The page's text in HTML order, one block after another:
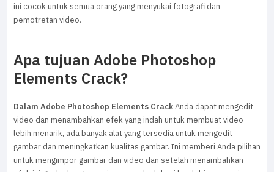
ini cocok untuk semua orang yang menyukai fotografi dan
pemotretan video.
Apa tujuan Adobe Photoshop
Elements Crack?
Dalam Adobe Photoshop Elements CrackAnda dapat mengedit
video dan menambahkan efek yang indah untuk membuat video
lebih menarik, ada banyak alat yang tersedia untuk mengedit
gambar dan meningkatkan kualitas gambar. Ini memberi Anda pilihan
untuk mengimpor gambar dan video dan setelah menambahkan